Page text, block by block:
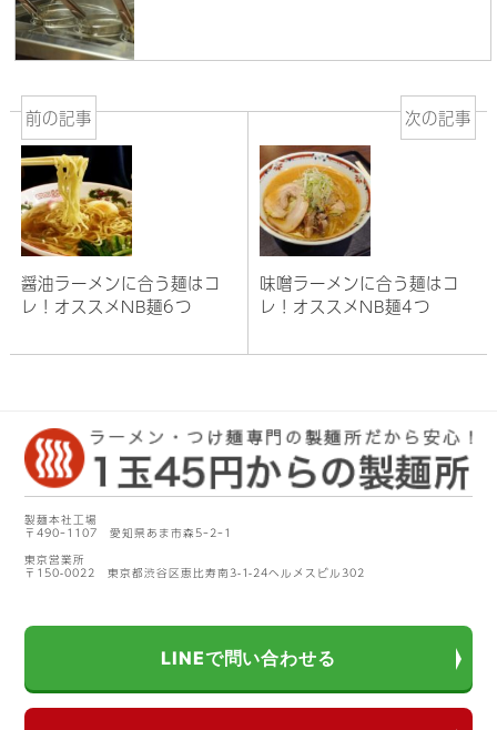
前の記事
醤油ラーメンに合う麺はコ
レ！オススメNB麺6つ
次の記事
味噌ラーメンに合う麺はコ
レ！オススメNB麺4つ
製麺本社工場
〒490ｰ1107 愛知県あま市森5ｰ2ｰ1
東京営業所
〒150-0022 東京都渋谷区恵比寿南3-1-24ヘルメスビル302
LINEで問い合わせる